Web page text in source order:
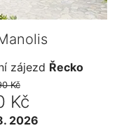
zájezd Řecko
Kč
Kč
2026